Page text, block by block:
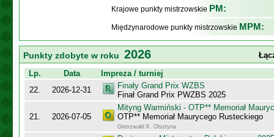
Krajowe punkty mistrzowskie PM:
Międzynarodowe punkty mistrzowskie MPM:
Punkty zdobyte w roku 2026
Lp.
Data
Impreza / turniej
22.
2026-12-31
Finały Grand Prix WZBS
Finał Grand Prix PWZBS 2025
21. 2026-07-05
Mityng Warmiński - OTP** Memoriał
OTP** Memoriał Maurycego Rusteckiego
Gietrzwałd K. Olsztyna